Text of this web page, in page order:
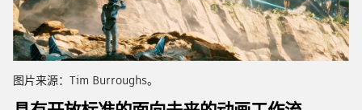
图片来源：Tim Burroughs。